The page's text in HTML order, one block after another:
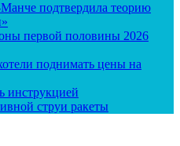
подтвердила теорию
первой половины 2026
поднимать цены на
инструкцией
струи ракеты